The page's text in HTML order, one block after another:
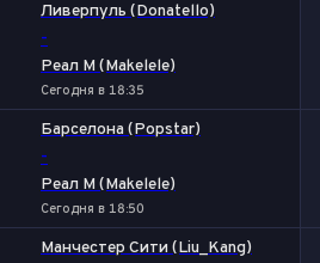
Ливерпуль (Donatello)
-
Реал М (Makelele)
Сегодня в 18:35
Барселона (Popstar)
-
Реал М (Makelele)
Сегодня в 18:50
Манчестер Сити (Liu_Kang)